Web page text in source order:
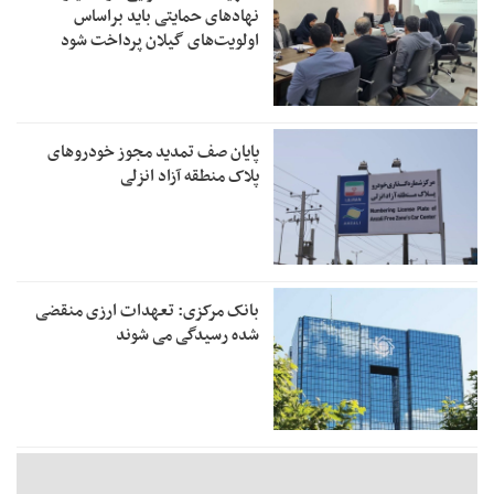
نهادهای حمایتی باید براساس
اولویت‌های گیلان پرداخت شود
پایان صف تمدید مجوز خودروهای
پلاک منطقه آزاد انزلی
بانک مرکزی: تعهدات ارزی منقضی
شده رسیدگی می شوند